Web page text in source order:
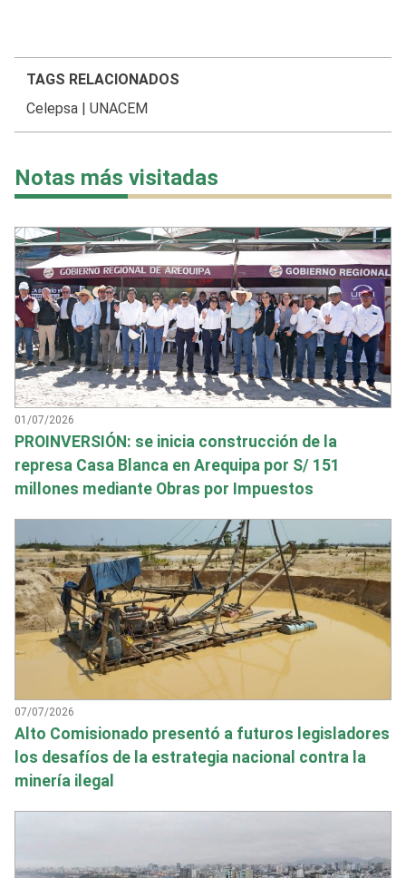
TAGS RELACIONADOS
Celepsa| UNACEM
Notas más visitadas
01/07/2026
PROINVERSIÓN: se inicia construcción de la
represa Casa Blanca en Arequipa por S/ 151
millones mediante Obras por Impuestos
07/07/2026
Alto Comisionado presentó a futuros legisladores
los desafíos de la estrategia nacional contra la
minería ilegal